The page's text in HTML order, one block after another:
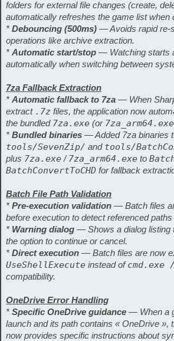
folders for external file changes (create,
automatically refreshes the game list when
* Debouncing (500ms) — Avoids rapid re-
operations like archive extraction.
* Automatic start/stop — Watching starts
automatically when switching between
7za Fallback Extraction
* Automatic fallback to 7za — When
extract .7z files, the application now
the bundled 7za.exe (or 7za_arm64.exe
* Bundled binaries — Added 7za binaries
tools/SevenZip/ and tools/
plus 7za.exe/7za_arm64.exe to
BatchConvertToCHD for fallback
Batch File Path Validation
* Pre-execution validation — Batch files
before execution to detect referenced
* Warning dialog — Shows a dialog listing
the option to continue or cancel.
* Direct execution — Batch files are now
UseShellExecute instead ofcmd.exe
compatibility.
OneDrive Error Handling
* Specific OneDrive guidance — When a
launch and its path contains « OneDrive »,
now provides specific instructions about